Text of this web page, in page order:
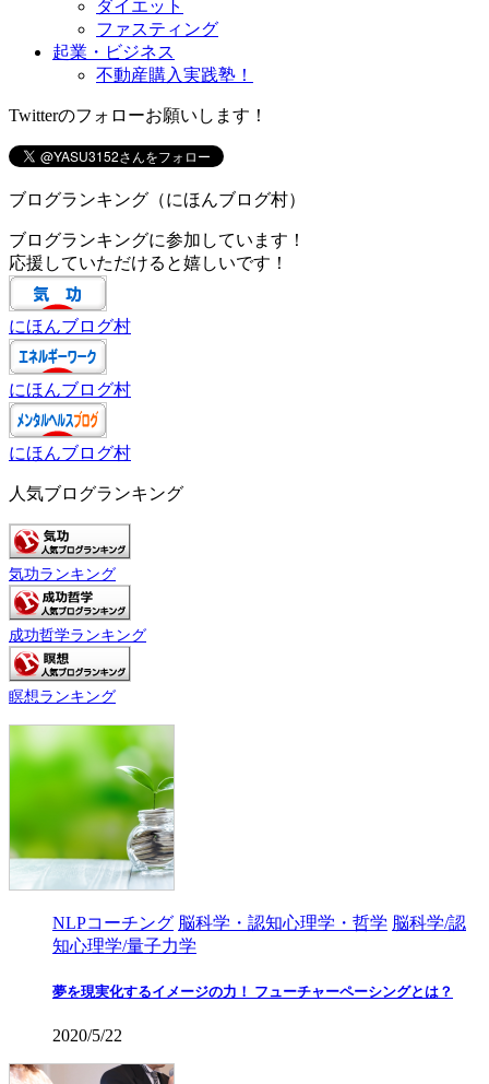
ダイエット
ファスティング
起業・ビジネス
不動産購入実践塾！
Twitterのフォローお願いします！
ブログランキング（にほんブログ村）
ブログランキングに参加しています！
応援していただけると嬉しいです！
にほんブログ村
にほんブログ村
にほんブログ村
人気ブログランキング
気功ランキング
成功哲学ランキング
瞑想ランキング
NLPコーチング 脳科学・認知心理学・哲学 脳科学/認
知心理学/量子力学
夢を現実化するイメージの力！ フューチャーペーシングとは？
2020/5/22